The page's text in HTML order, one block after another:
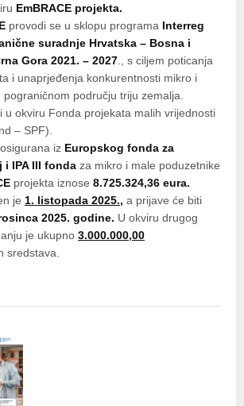
EmBRACE projekta.
provodi se u sklopu programa Interreg
suradnje Hrvatska – Bosna i
Gora 2021. – 2027 ., s ciljem poticanja
i unaprjeđenja konkurentnosti mikro i
području triju zemalja.
u okviru Fonda projekata malih vrijednosti
– SPF).
iz Europskog fonda za
i IPA III fonda za mikro i male poduzetnike
projekta iznose 8.725.324,36 eura.
je 1. listopada 2025., a prijave će biti
2025. godine. U okviru drugog
je ukupno 3.000.000,00
sredstava.